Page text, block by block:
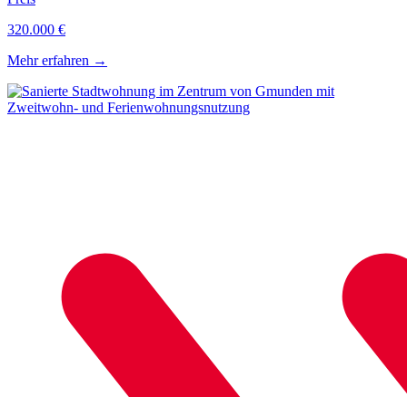
320.000 €
Mehr erfahren →